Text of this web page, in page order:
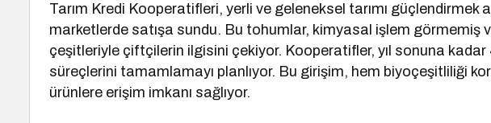
Tarım Kredi Kooperatifleri, yerli ve geleneksel tarımı güçlendirmek
marketlerde satışa sundu. Bu tohumlar, kimyasal işlem görmemiş
çeşitleriyle çiftçilerin ilgisini çekiyor. Kooperatifler, yıl sonuna
süreçlerini tamamlamayı planlıyor. Bu girişim, hem biyoçeşitliliği
ürünlere erişim imkanı sağlıyor.